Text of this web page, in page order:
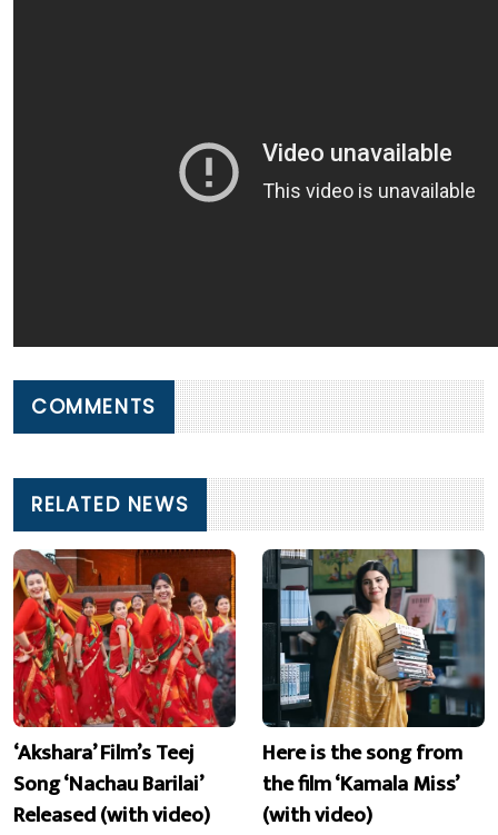
COMMENTS
RELATED NEWS
‘Akshara’ Film’s Teej
Song ‘Nachau Barilai’
Released (with video)
Here is the song from
the film ‘Kamala Miss’
(with video)